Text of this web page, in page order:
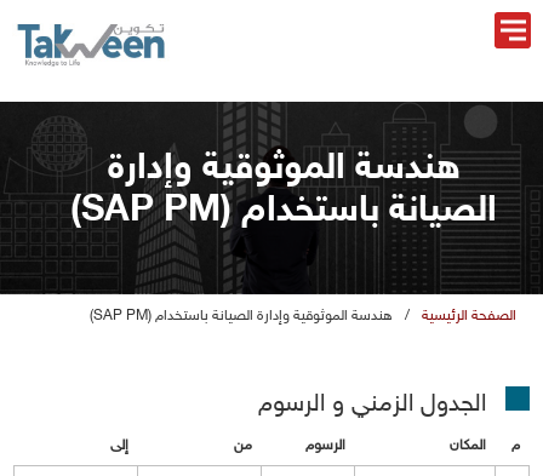
هندسة الموثوقية وإدارة
الصيانة باستخدام (SAP PM)
الصفحة الرئيسية / هندسة الموثوقية وإدارة الصيانة باستخدام (SAP PM)
الجدول الزمني و الرسو
المكان الرسو ن إلى